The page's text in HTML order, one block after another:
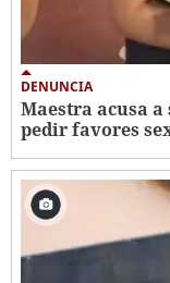
DENUNCIA
Maestra acusa
pedir favores